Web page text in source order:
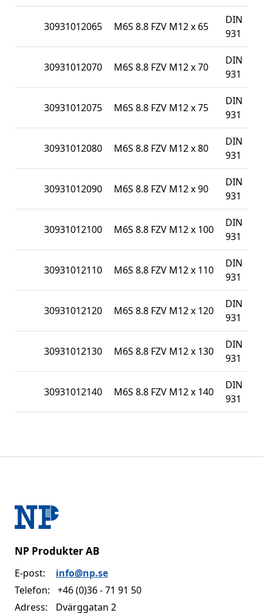
30931012065 M6S 8.8 FZV M12 x 65
DIN
931
30931012070 M6S 8.8 FZV M12 x 70
DIN
931
30931012075 M6S 8.8 FZV M12 x 75
DIN
931
30931012080 M6S 8.8 FZV M12 x 80
DIN
931
30931012090 M6S 8.8 FZV M12 x 90
DIN
931
30931012100 M6S 8.8 FZV M12 x 100
DIN
931
30931012110 M6S 8.8 FZV M12 x 110
DIN
931
30931012120 M6S 8.8 FZV M12 x 120
DIN
931
30931012130 M6S 8.8 FZV M12 x 130
DIN
931
30931012140 M6S 8.8 FZV M12 x 140
DIN
931
NP Produkter AB
E-post:
info@np.se
Telefon:
+46 (0)36 - 71 91 50
Adress:
Dvärggatan 2